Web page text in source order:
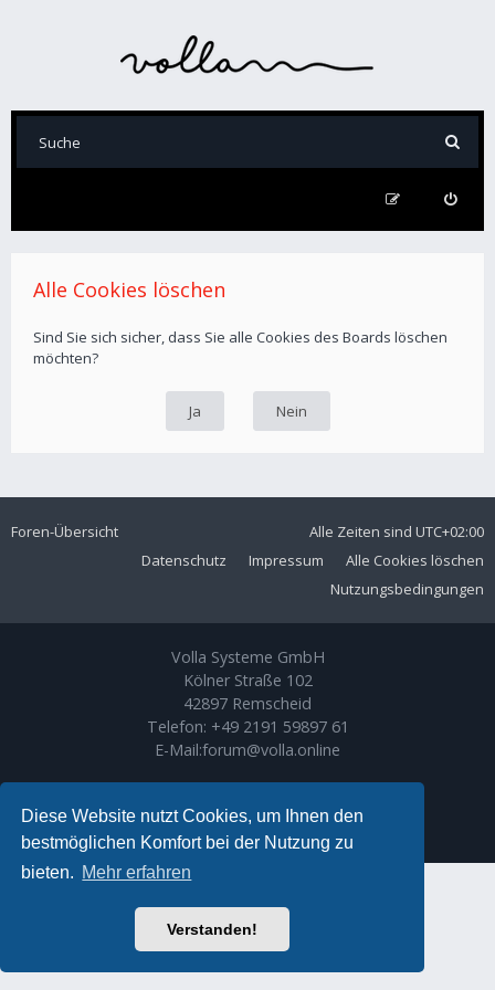
Diese Website nutzt Cookies, um Ihnen den
bestmöglichen Komfort bei der Nutzung zu
bieten. Mehr erfahren
Verstanden!
Alle Cookies löschen
Sind Sie sich sicher, dass Sie alle Cookies des Boards löschen
möchten?
Foren-Übersicht Alle Zeiten sind UTC+02:00
Alle Cookies löschen
Impressum
Datenschutz
Nutzungsbedingungen
Volla Systeme GmbH
Kölner Straße 102
42897 Remscheid
Telefon: +49 2191 59897 61
E-Mail:forum@volla.online
Ariki Theme byGramziu